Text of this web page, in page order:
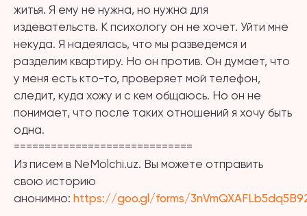
житья. Я ему не нужна, но нужна для
издевательств. К психологу он не хочет. Уйти мне
некуда. Я надеялась, что мы разведемся и
разделим квартиру. Но он против. Он думает, что
у меня есть кто-то, проверяет мой телефон,
следит, куда хожу и с кем общаюсь. Но он не
понимает, что после таких отношений я хочу быть
одна.
=============================
Из писем в NeMolchi.uz. Вы можете отправить
свою историю
анонимно: https://goo.gl/forms/